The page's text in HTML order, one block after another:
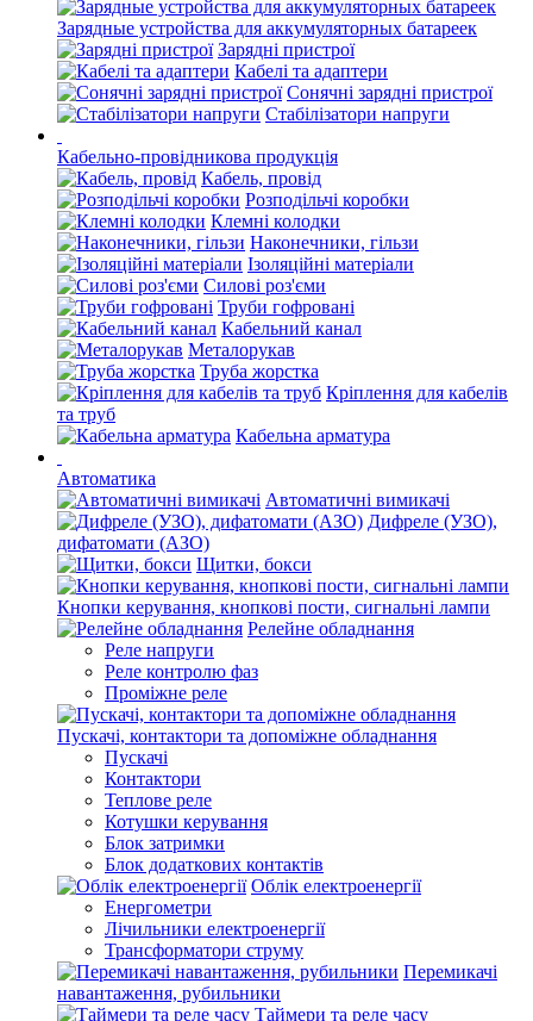
Зарядные устройства для аккумуляторных батареек
Зарядні пристрої
Кабелі та адаптери
Сонячні зарядні пристрої
Стабілізатори напруги
Кабельно-провідникова продукція
Кабель, провід
Розподільчі коробки
Клемні колодки
Наконечники, гільзи
Ізоляційні матеріали
Силові роз'єми
Труби гофровані
Кабельний канал
Металорукав
Труба жорстка
Кріплення для кабелів
та труб
Кабельна арматура
Автоматика
Автоматичні вимикачі
Дифреле (УЗО),
дифатомати (АЗО)
Щитки, бокси
Кнопки керування, кнопкові пости, сигнальні лампи
Релейне обладнання
Реле напруги
Реле контролю фаз
Проміжне реле
Пускачі, контактори та допоміжне обладнання
Пускачі
Контактори
Теплове реле
Котушки керування
Блок затримки
Блок додаткових контактів
Облік електроенергії
Енергометри
Лічильники електроенергії
Трансформатори струму
Перемикачі
навантаження, рубильники
Таймери та реле часу